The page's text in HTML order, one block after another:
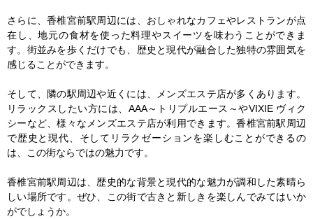
さらに、香椎宮前駅周辺には、おしゃれなカフェやレストランが点
在し、地元の食材を使った料理やスイーツを味わうことができま
す。街並みを歩くだけでも、歴史と現代が融合した独特の雰囲気を
感じることができます。
そして、隣の駅周辺や近くには、メンズエステ店が多くあります。
リラックスしたい方には、AAA～トリプルエース～やVIXIE ヴィク
シーなど、様々なメンズエステ店が利用できます。香椎宮前駅周辺
で歴史と現代、そしてリラクゼーションを楽しむことができるの
は、この街ならではの魅力です。
香椎宮前駅周辺は、歴史的な背景と現代的な魅力が調和した素晴ら
しい場所です。ぜひ、この街で古きと新しきを楽しんでみてはいか
がでしょうか。